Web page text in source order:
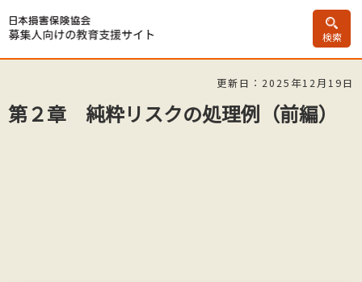
日本損害保険協会募集人向け
の教育支援サイト
検索
更新日：2025年12月19日
第２章 純粋リスクの処理例（前編）